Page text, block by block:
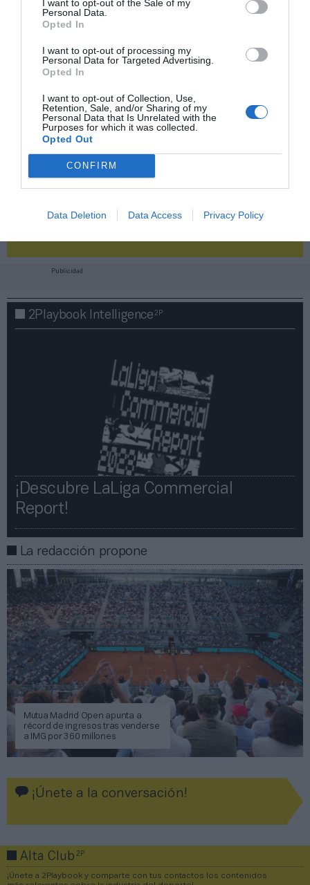
I want to opt-out of the Sale of my
Personal Data.
Opted In
I want to opt-out of processing my
Personal Data for Targeted Advertising.
Opted In
I want to opt-out of Collection, Use,
Retention, Sale, and/or Sharing of my
Personal Data that Is Unrelated with the
Purposes for which it was collected.
Opted Out
CONFIRM
Data Deletion Data Access Privacy Policy
¡Haz click aquí y accede sin límites a contenidos
Publicidad
2Playbook Intelligence2P
¡Descubre LaLiga Commercial
Report!​​
La redacción propone
Mutua Madrid Open apunta a
récord de ingresos tras venderse
a IMG por 360 millones
¡Únete a la conversación!
Alta Club2P
¡Únete a 2Playbook y comparte con tus contactos los contenidos